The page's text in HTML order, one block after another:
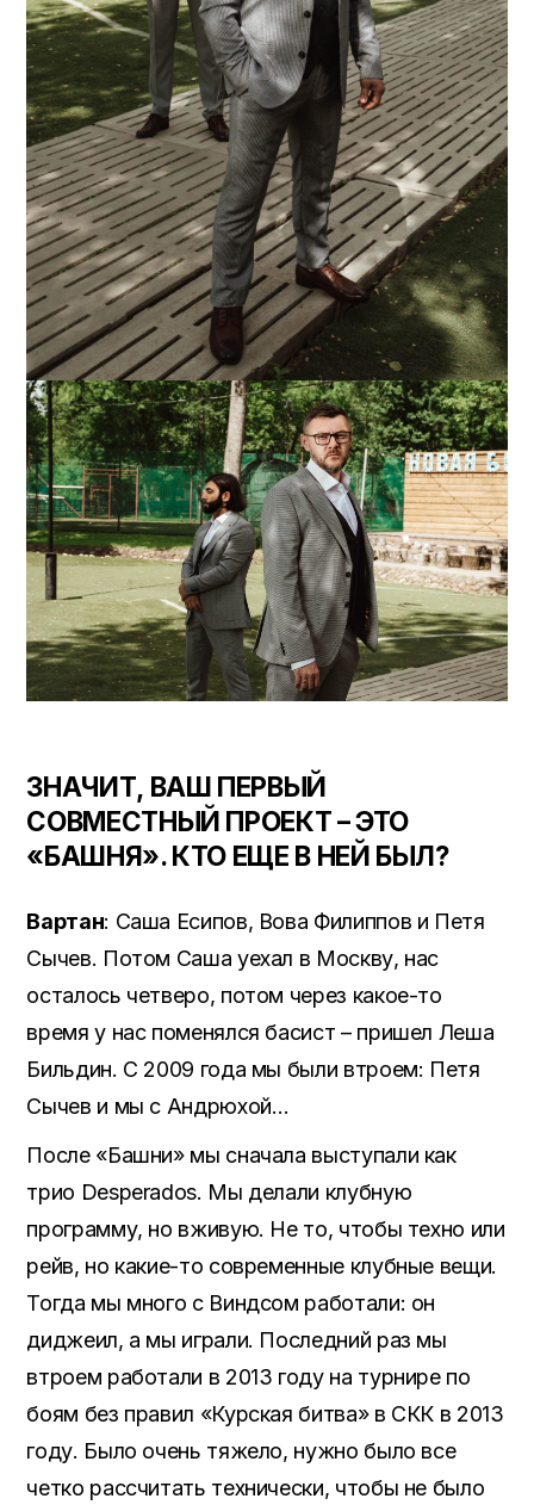
ЗНАЧИТ, ВАШ ПЕРВЫЙ
СОВМЕСТНЫЙ ПРОЕКТ – ЭТО
«БАШНЯ». КТО ЕЩЕ В НЕЙ БЫЛ?
Вартан: Саша Есипов, Вова Филиппов и Петя
Сычев. Потом Саша уехал в Москву, нас
осталось четверо, потом через какое-то
время у нас поменялся басист – пришел Леша
Бильдин. С 2009 года мы были втроем: Петя
Сычев и мы с Андрюхой…
После «Башни» мы сначала выступали как
трио Desperados. Мы делали клубную
программу, но вживую. Не то, чтобы техно или
рейв, но какие-то современные клубные вещи.
Тогда мы много с Виндсом работали: он
диджеил, а мы играли. Последний раз мы
втроем работали в 2013 году на турнире по
боям без правил «Курская битва» в СКК в 2013
году. Было очень тяжело, нужно было все
четко рассчитать технически, чтобы не было